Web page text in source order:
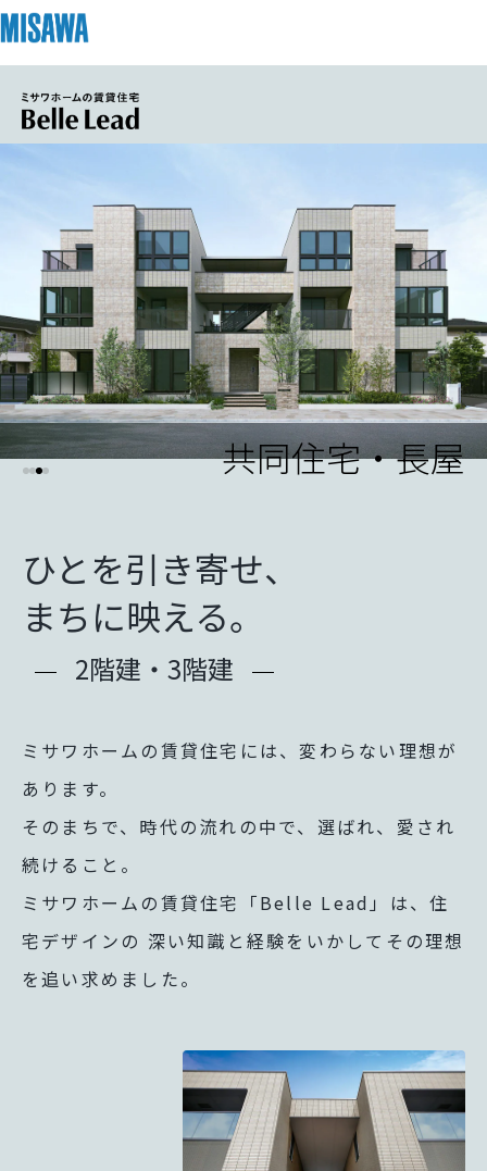
住まい
商品ラインアップ
デザイン
テクノロジー（住まいの性能）
建築事例・建築実例
デザイナーズギャラリー
インテリア
買う
分譲住宅（建売・土地）検索
スムストック検索
分譲マンション検索
売る
住まいの売却
多彩な動画やこだわりが詰まった建築実例、注目の最新情報など
ホームラウンジ 新築・戸建て
個人のお客さま
賃貸住宅
賃貸併用住宅
店舗・各種施設
土地活用モデルルーム見学
法人のお客さま
企業不動産活用（CRE）戦略
医療・介護・子育て・障がい福祉施設
土地活用の基礎から長期安定経営を目指すオーナー様まで、賃貸
ホームラウンジ 土地活用・賃貸経営
リフォーム
戸建て・マンション
ミサワリフォームとは
リフォームの流れ
リフォームメニュー
事業用
事業用リノベーション
リフォーム営業所
実例動画や基礎知識、収納の工夫など、理想の住まいを叶えるリ
ホームラウンジ リフォーム
まちづくり
複合開発・投資開発
複合開発事業（ASMACI-アスマチ-）
分譲マンション開発事業
収益不動産・投資開発事業
事業用地・事業用建物
分譲用地
すべてのフィールドに新しい価値をデザインし、持続可能な未来
オーナーサポート
サポートメニュー
保証制度
アフターメンテナンス
ミサワリフォーム
ご相談窓口
ています。
企業・IR情報
IR情報
SDGs
採用情報
新卒者採用
カタログ請求
住まいのご相談
共同住宅・長屋
ひとを引き寄せ、
まちに映える。
2階建・3階建
ミサワホームの賃貸住宅には、変わらない理想が
あります。
そのまちで、時代の流れの中で、選ばれ、愛され
続けること。
ミサワホームの賃貸住宅「Belle Lead」は、住
宅デザインの 深い知識と経験をいかしてその理想
を追い求めました。